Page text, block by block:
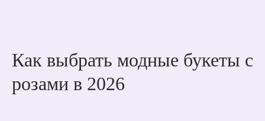
Как выбрать модные букеты с
розами в 2026